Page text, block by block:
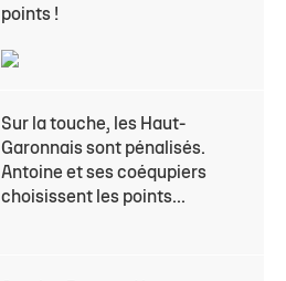
points !
Sur la touche, les Haut-
Garonnais sont pénalisés.
Antoine et ses coéqupiers
choisissent les points...